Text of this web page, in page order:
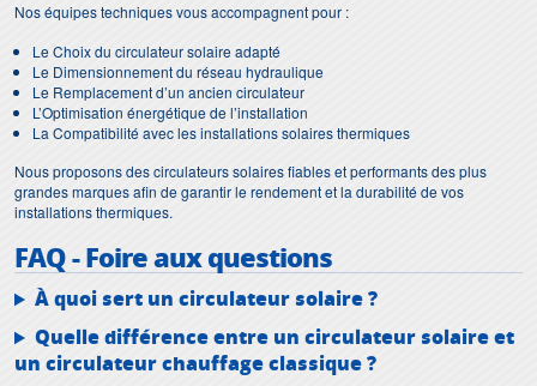
Nos équipes techniques vous accompagnent pour :
Le Choix du circulateur solaire adapté
Le Dimensionnement du réseau hydraulique
Le Remplacement d’un ancien circulateur
L’Optimisation énergétique de l’installation
La Compatibilité avec les installations solaires thermiques
Nous proposons des circulateurs solaires fiables et performants des plus
grandes marques afin de garantir le rendement et la durabilité de vos
installations thermiques.
FAQ - Foire aux questions
À quoi sert un circulateur solaire ?
Quelle différence entre un circulateur solaire et
un circulateur chauffage classique ?